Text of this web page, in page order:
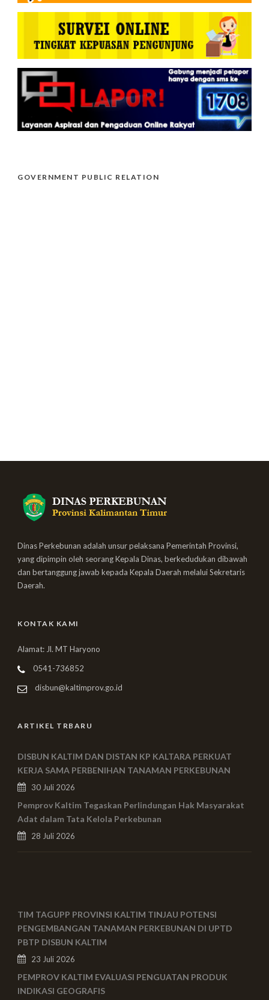
GOVERNMENT PUBLIC RELATION
Dinas Perkebunan adalah unsur pelaksana Pemerintah Provinsi,
yang dipimpin oleh seorang Kepala Dinas, berkedudukan dibawah
dan bertanggung jawab kepada Kepala Daerah melalui Sekretaris
Daerah.
KONTAK KAMI
Alamat: Jl. MT Haryono
0541-736852
disbun@kaltimprov.go.id
ARTIKEL TRBARU
DISBUN KALTIM DAN DISTAN KP KALTARA PERKUAT
KERJA SAMA PERBENIHAN TANAMAN PERKEBUNAN
30 Juli 2026
Pemprov Kaltim Tegaskan Perlindungan Hak Masyarakat
Adat dalam Tata Kelola Perkebunan
28 Juli 2026
TIM TAGUPP PROVINSI KALTIM TINJAU POTENSI
PENGEMBANGAN TANAMAN PERKEBUNAN DI UPTD
PBTP DISBUN KALTIM
23 Juli 2026
PEMPROV KALTIM EVALUASI PENGUATAN PRODUK
INDIKASI GEOGRAFIS